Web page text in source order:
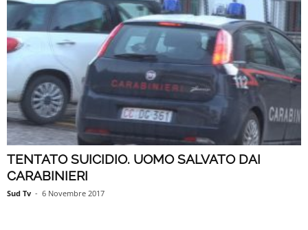
TENTATO SUICIDIO. UOMO SALVATO DAI
CARABINIERI
Sud Tv - 6 Novembre 2017